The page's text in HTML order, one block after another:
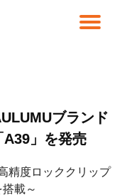
ブランド
」を発売
精度ロッククリップ
載～